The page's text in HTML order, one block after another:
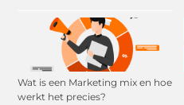
Wat is een Marketing mix en hoe
werkt het precies?